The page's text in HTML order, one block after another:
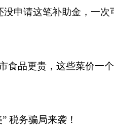
申请这笔补助金，一次
食品更贵，这些菜价一个
税务骗局来袭！